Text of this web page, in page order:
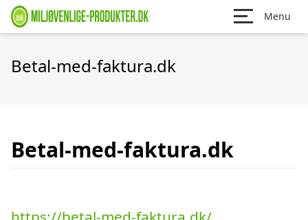
Menu
Betal-med-faktura.dk
Betal-med-faktura.dk